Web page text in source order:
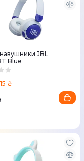
JBL
Blue
15 ₴